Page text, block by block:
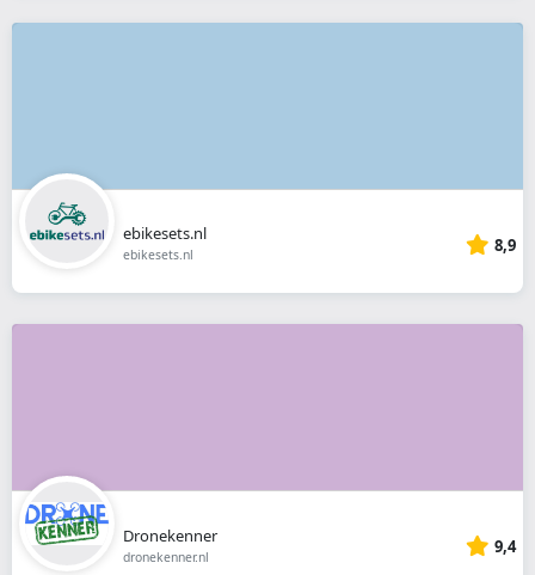
ebikesets.nl
ebikesets.nl 8,9
Dronekenner
dronekenner.nl 9,4